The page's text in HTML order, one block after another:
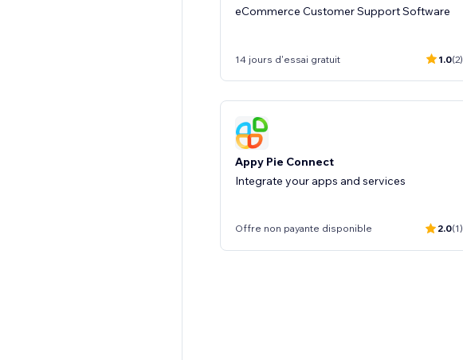
eCommerce Customer Support Software
14 jours d'essai gratuit 1.0(2)
Appy Pie Connect
Integrate your apps and services
Offre non payante disponible 2.0(1)